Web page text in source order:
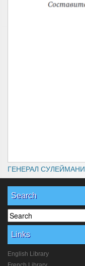
ГЕНЕРАЛ СУЛЕЙМАНИ
Search
Links
English Library